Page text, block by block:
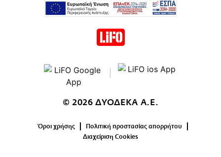
© 2026 ΔΥΟΔΕΚΑ Α.Ε.
Όροι χρήσης
Πολιτική προστασίας απορρήτου
Διαχείριση Cookies